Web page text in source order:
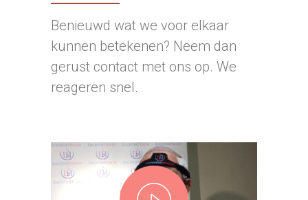
Benieuwd wat we voor elkaar
kunnen betekenen? Neem dan
gerust contact met ons op. We
reageren snel.